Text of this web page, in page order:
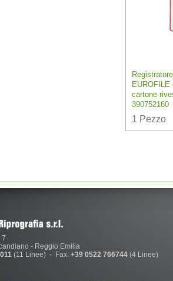
cartone
390752160
1 Pezzo
7
- Reggio Emilia
(11 Linee) - Fax: +39 0522 766744 (4 Linee)